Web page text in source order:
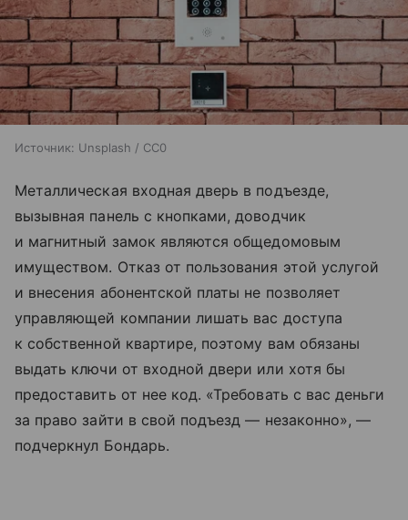
Источник: Unsplash / CC0
Металлическая входная дверь в подъезде,
вызывная панель с кнопками, доводчик
и магнитный замок являются общедомовым
имуществом. Отказ от пользования этой услугой
и внесения абонентской платы не позволяет
управляющей компании лишать вас доступа
к собственной квартире, поэтому вам обязаны
выдать ключи от входной двери или хотя бы
предоставить от нее код. «Требовать с вас деньги
за право зайти в свой подъезд — незаконно», —
подчеркнул Бондарь.